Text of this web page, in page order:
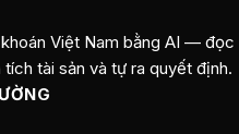
Việt Nam bằng AI — đọc
tài sản và tự ra quyết định.